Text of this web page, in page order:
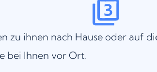
zu ihnen nach Hause oder auf
bei Ihnen vor Ort.